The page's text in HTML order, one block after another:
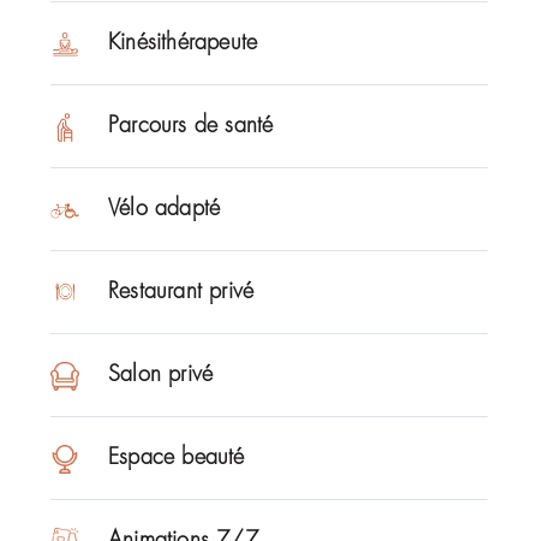
Kinésithérapeute
Parcours de santé
Vélo adapté
Restaurant privé
Salon privé
Espace beauté